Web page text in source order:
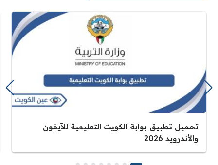
تحميل تطبيق بوابة الكويت التعليمية للآيفون
والأندرويد 2026